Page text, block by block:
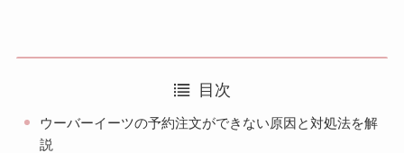
目次
ウーバーイーツの予約注文ができない原因と対処法を解
説